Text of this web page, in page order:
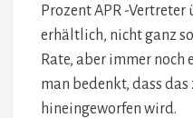
Prozent APR -
erhältlich, nicht ganz
Rate, aber immer noch
man bedenkt, dass
hineingeworfen wird.